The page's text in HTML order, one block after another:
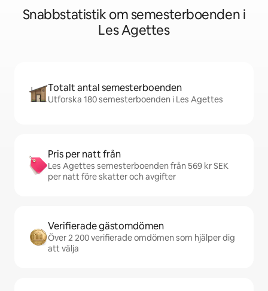
Snabbstatistik om semesterboenden i
Les Agettes
Totalt antal semesterboenden
Utforska 180 semesterboenden i Les Agettes
Pris per natt från
Les Agettes semesterboenden från 569 kr SEK
per natt före skatter och avgifter
Verifierade gästomdömen
Över 2 200 verifierade omdömen som hjälper dig
att välja